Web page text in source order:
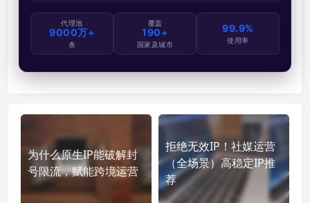
代理池
9000万+
条
覆盖
190+
国家及城市
99.9%
使用率
为什么原生IP能破解封
号限流，赋能跨境运营
拒绝无效IP！社媒运营
（全场景）高稳定IP推
荐